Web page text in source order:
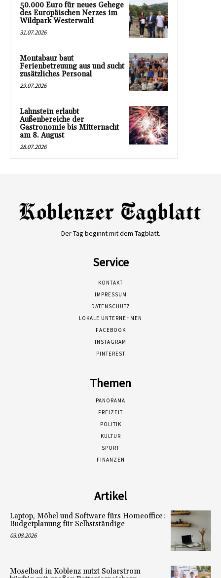
50.000 Euro für neues Gehege
des Europäischen Nerzes im
Wildpark Westerwald
31.07.2026
Montabaur baut
Ferienbetreuung aus und sucht
zusätzliches Personal
29.07.2026
Lahnstein erlaubt
Außenbereiche der
Gastronomie bis Mitternacht
am 8. August
28.07.2026
Der Tag beginnt mit dem Tagblatt.
Service
KONTAKT
IMPRESSUM
DATENSCHUTZ
LOKALE UNTERNEHMEN
FACEBOOK
INSTAGRAM
PINTEREST
Themen
PANORAMA
FREIZEIT
POLITIK
KULTUR
SPORT
FINANZEN
Artikel
Laptop, Möbel und Software fürs Homeoffice:
Budgetplanung für Selbstständige
03.08.2026
Moselbad in Koblenz nutzt Solarstrom